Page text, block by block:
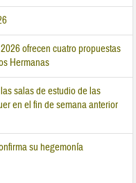
ofrecen cuatro propuestas
Hermanas
salas de estudio de las
en el fin de semana anterior
su hegemonía